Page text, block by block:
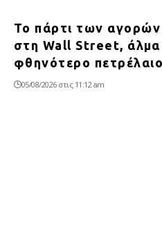
Το πάρτι των αγορών
στη Wall Street, άλμα
φθηνότερο πετρέλαιο
05/08/2026 στις 11:12 am